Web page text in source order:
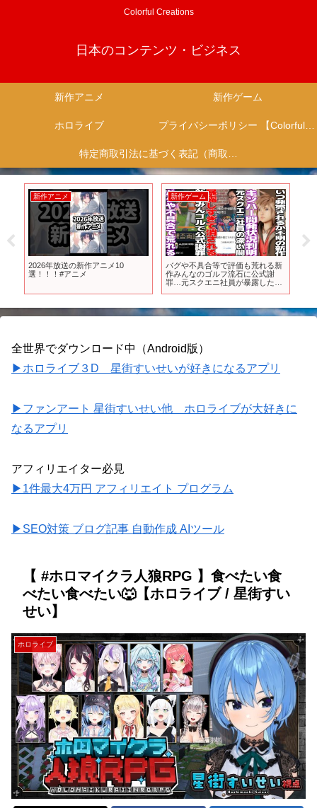
Colorful Creations
日本のコンテンツ・ビジネス
新作アニメ 新作ゲーム
ホロライブ プライバシーポリシー 【Colorful Creation】
特定商取引法に基づく表記（商取引に関する開示）
新作アニメ
2026年放送の新作アニメ10
選！！！#アニメ
新作ゲーム
バグや不具合等で評価も荒れる新
作みんなのゴルフ流石に公式謝
罪…元スクエニ社員が暴露した内
ンハー4とFF7最終作の開発状況判
明
ヤ
全世界でダウンロード中（Android版）
▶ホロライブ３D 星街すいせいが好きになるアプリ
▶ファンアート 星街すいせい他 ホロライブが大好きに
なるアプリ
アフィリエイター必見
▶1件最大4万円 アフィリエイト プログラム
▶SEO対策 ブログ記事 自動作成 AIツール
【 #ホロマイクラ人狼RPG 】食べたい食
べたい食べたい🐺【ホロライブ / 星街すい
せい】
ホロライブ